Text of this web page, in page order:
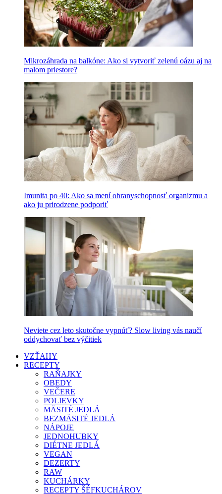
Mikrozáhrada na balkóne: Ako si vytvoriť zelenú oázu aj na
malom priestore?
Imunita po 40: Ako sa mení obranyschopnosť organizmu a
ako ju prirodzene podporiť
Neviete cez leto skutočne vypnúť? Slow living vás naučí
oddychovať bez výčitiek
VZŤAHY
RECEPTY
RAŇAJKY
OBEDY
VEČERE
POLIEVKY
MÄSITÉ JEDLÁ
BEZMÄSITÉ JEDLÁ
NÁPOJE
JEDNOHUBKY
DIÉTNE JEDLÁ
VEGAN
DEZERTY
RAW
KUCHÁRKY
RECEPTY ŠÉFKUCHÁROV